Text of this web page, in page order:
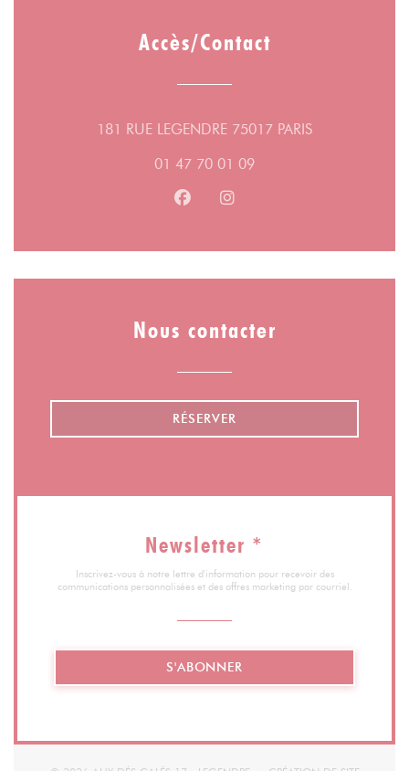
Accès/Contact
181 RUE LEGENDRE 75017 PARIS((ouvre une
01 47 70 01 09
Facebook ((ouvre une nouvelle
Instagram ((ouvre une
Nous contacter
RÉSERVER
Newsletter *
Inscrivez-vous à notre lettre d'information pour recevoir des
communications personnalisées et des offres marketing par courriel.
S'ABONNER